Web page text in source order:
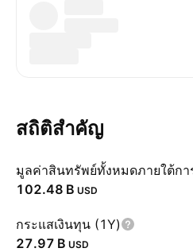
สถิติสำคัญ
มูลค่าสินทรัพย์ทั้งหมดภายใต้กา
‪102.48 B‬ USD
กระแสเงินทุน (1Y)
‪27.97 B‬ USD